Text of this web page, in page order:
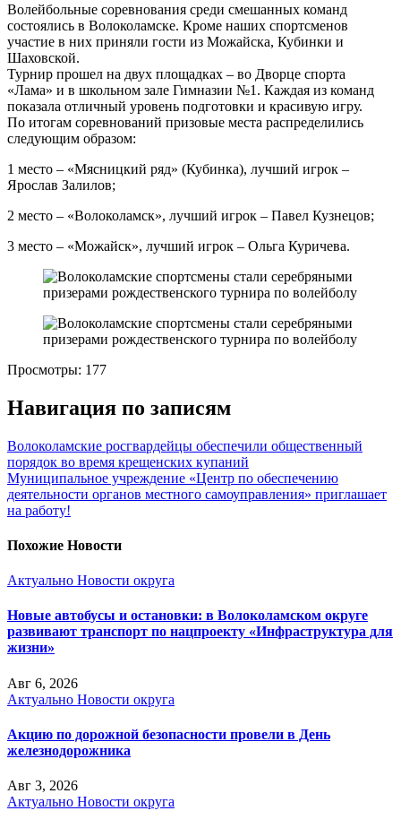
Волейбольные соревнования среди смешанных команд
состоялись в Волоколамске. Кроме наших спортсменов
участие в них приняли гости из Можайска, Кубинки и
Шаховской.
Турнир прошел на двух площадках – во Дворце спорта
«Лама» и в школьном зале Гимназии №1. Каждая из команд
показала отличный уровень подготовки и красивую игру.
По итогам соревнований призовые места распределились
следующим образом:
1 место – «Мясницкий ряд» (Кубинка), лучший игрок –
Ярослав Залилов;
2 место – «Волоколамск», лучший игрок – Павел Кузнецов;
3 место – «Можайск», лучший игрок – Ольга Куричева.
Просмотры: 177
Навигация по записям
Волоколамские росгвардейцы обеспечили общественный
порядок во время крещенских купаний
Муниципальное учреждение «Центр по обеспечению
деятельности органов местного самоуправления» приглашает
на работу!
Похожие Новости
Актуально Новости округа
Новые автобусы и остановки: в Волоколамском округе
развивают транспорт по нацпроекту «Инфраструктура для
жизни»
Авг 6, 2026
Актуально Новости округа
Акцию по дорожной безопасности провели в День
железнодорожника
Авг 3, 2026
Актуально Новости округа